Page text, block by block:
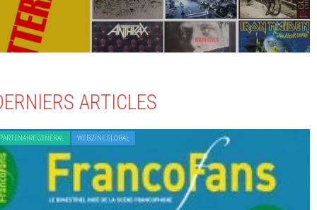
ARTICLES
GENERAL WEBZINE GLOBAL